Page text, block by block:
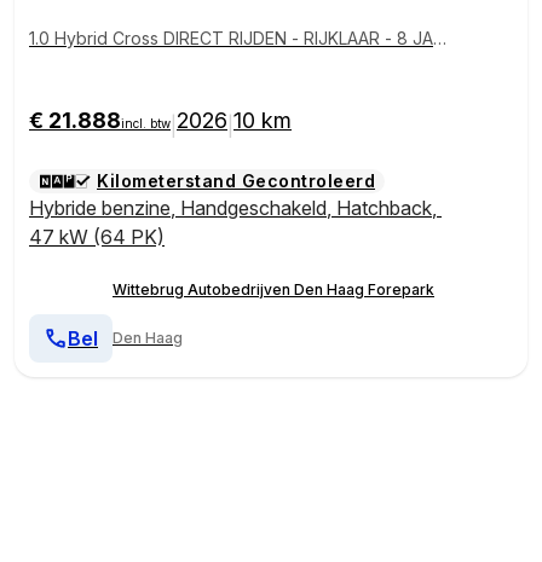
1.0 Hybrid Cross DIRECT RIJDEN - RIJKLAAR - 8 JAAR
€ 21.888incl. btw 2026 10 km
Kilometerstand Gecontroleerd
Hybride benzine, Handgeschakeld, Hatchback,
47 kW (64 PK)
Wittebrug Autobedrijven Den Haag Forepark
Den Haag
Bel